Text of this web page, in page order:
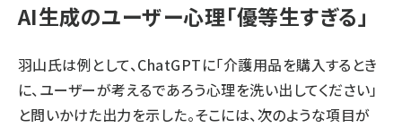
AI生成のユーザー心理「優等生すぎる」
羽山氏は例として、ChatGPTに「介護用品を購入するとき
に、ユーザーが考えるであろう心理を洗い出してください」
と問いかけた出力を示した。そこには、次のような項目が